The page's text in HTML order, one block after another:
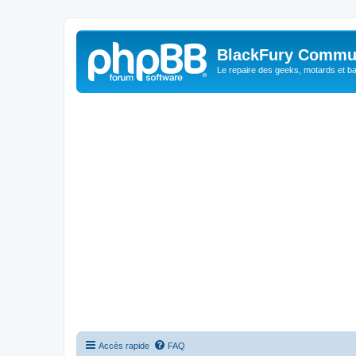
BlackFury
Le repaire des geeks, motards et
Accès rapide FAQ